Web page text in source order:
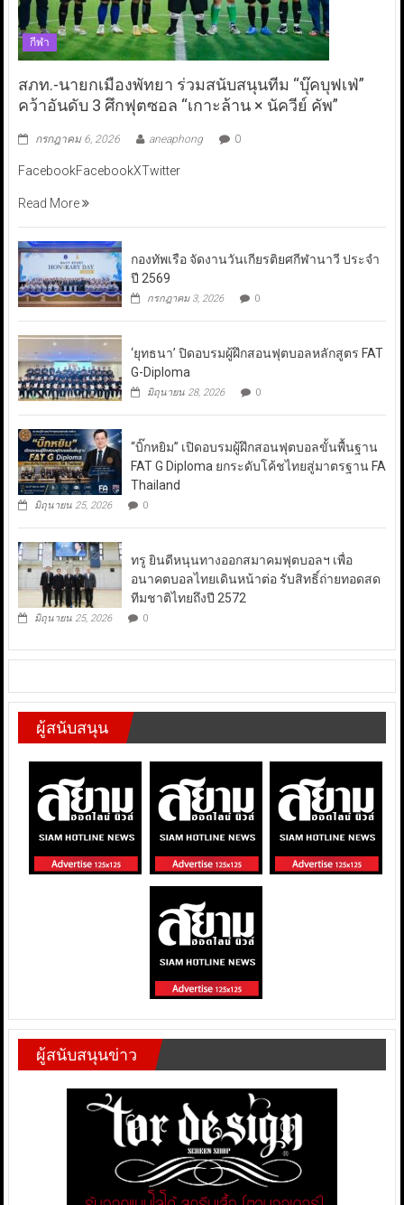
กีฬา
สภท.-นายกเมืองพัทยา ร่วมสนับสนุนทีม “บุ๊คบุฟเฟ่”
คว้าอันดับ 3 ศึกฟุตซอล “เกาะล้าน × นัควีย์ คัพ”
กรกฎาคม 6, 2026 aneaphong 0
FacebookFacebookXTwitter
Read More
กองทัพเรือ จัดงานวันเกียรติยศกีฬานาวี ประจำ
ปี 2569
กรกฎาคม 3, 2026 0
‘ยุทธนา’ ปิดอบรมผู้ฝึกสอนฟุตบอลหลักสูตร FAT
G-Diploma
มิถุนายน 28, 2026 0
“บิ๊กหยิม” เปิดอบรมผู้ฝึกสอนฟุตบอลขั้นพื้นฐาน
FAT G Diploma ยกระดับโค้ชไทยสู่มาตรฐาน FA
Thailand
มิถุนายน 25, 2026 0
ทรู ยินดีหนุนทางออกสมาคมฟุตบอลฯ เพื่อ
อนาคตบอลไทยเดินหน้าต่อ รับสิทธิ์ถ่ายทอดสด
ทีมชาติไทยถึงปี 2572
มิถุนายน 25, 2026 0
ผู้สนับสนุน
ผู้สนับสนุนข่าว